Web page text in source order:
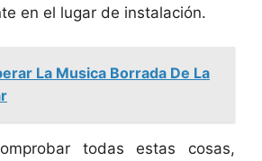
en el lugar de instalación.
La Musica Borrada De La
todas estas cosas,